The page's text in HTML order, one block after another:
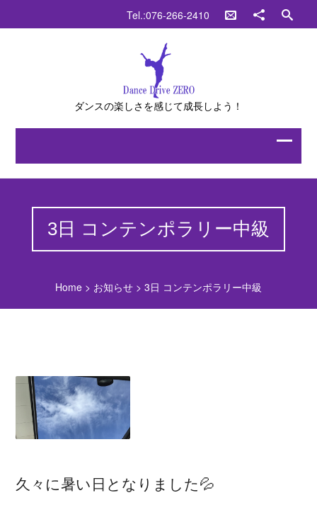
Tel.:076-266-2410
ダンスの楽しさを感じて成長しよう！
3日 コンテンポラリー中級
Home> お知らせ> 3日 コンテンポラリー中級
久々に暑い日となりました💦